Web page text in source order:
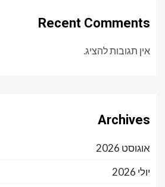
Recent Comments
אין תגובות להציג.
Archives
אוגוסט 2026
יולי 2026